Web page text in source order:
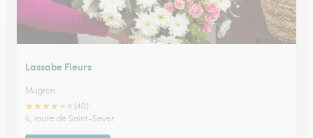
Lassabe Fleurs
Mugron
★★★★
4 (40)
6, route de Saint-Sever